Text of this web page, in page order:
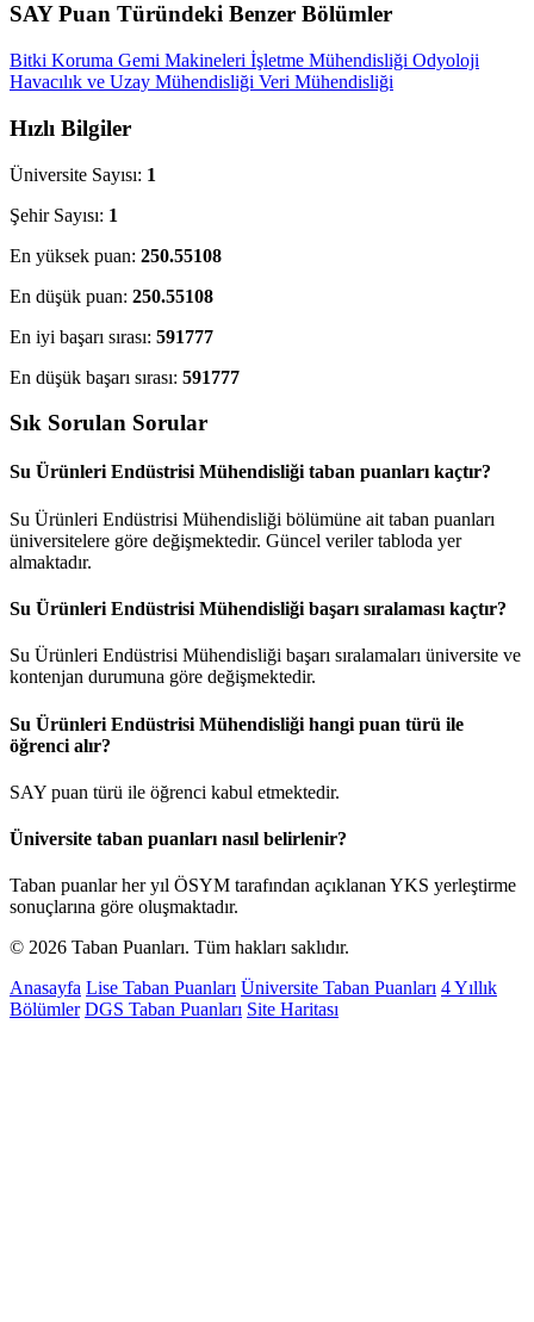
SAY Puan Türündeki Benzer Bölümler
Bitki Koruma Gemi Makineleri İşletme Mühendisliği Odyoloji
Havacılık ve Uzay Mühendisliği Veri Mühendisliği
Hızlı Bilgiler
Üniversite Sayısı: 1
Şehir Sayısı: 1
En yüksek puan: 250.55108
En düşük puan: 250.55108
En iyi başarı sırası: 591777
En düşük başarı sırası: 591777
Sık Sorulan Sorular
Su Ürünleri Endüstrisi Mühendisliği taban puanları kaçtır?
Su Ürünleri Endüstrisi Mühendisliği bölümüne ait taban puanları
üniversitelere göre değişmektedir. Güncel veriler tabloda yer
almaktadır.
Su Ürünleri Endüstrisi Mühendisliği başarı sıralaması kaçtır?
Su Ürünleri Endüstrisi Mühendisliği başarı sıralamaları üniversite ve
kontenjan durumuna göre değişmektedir.
Su Ürünleri Endüstrisi Mühendisliği hangi puan türü ile
öğrenci alır?
SAY puan türü ile öğrenci kabul etmektedir.
Üniversite taban puanları nasıl belirlenir?
Taban puanlar her yıl ÖSYM tarafından açıklanan YKS yerleştirme
sonuçlarına göre oluşmaktadır.
© 2026 Taban Puanları. Tüm hakları saklıdır.
Anasayfa Lise Taban Puanları Üniversite Taban Puanları 4 Yıllık
Bölümler DGS Taban Puanları Site Haritası